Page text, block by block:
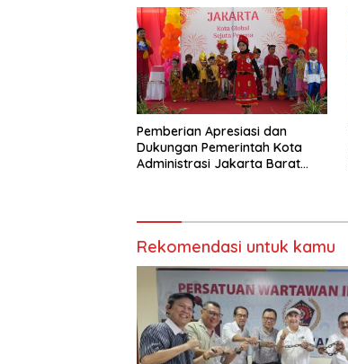
Pemberian Apresiasi dan
Dukungan Pemerintah Kota
Administrasi Jakarta Barat
dan Anak ( SAPA )
Rekomendasi untuk kamu